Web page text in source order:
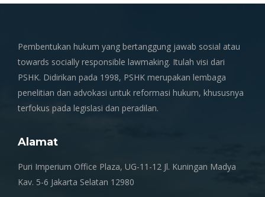
Pembentukan hukum yang bertanggung jawab sosial atau
towards socially responsible lawmaking. Itulah visi dari
PSHK. Didirikan pada 1998, PSHK merupakan lembaga
penelitian dan advokasi untuk reformasi hukum, khususnya
terfokus pada legislasi dan peradilan.
Alamat
Puri Imperium Office Plaza, UG-11-12 Jl. Kuningan Madya
Kav. 5-6 Jakarta Selatan 12980